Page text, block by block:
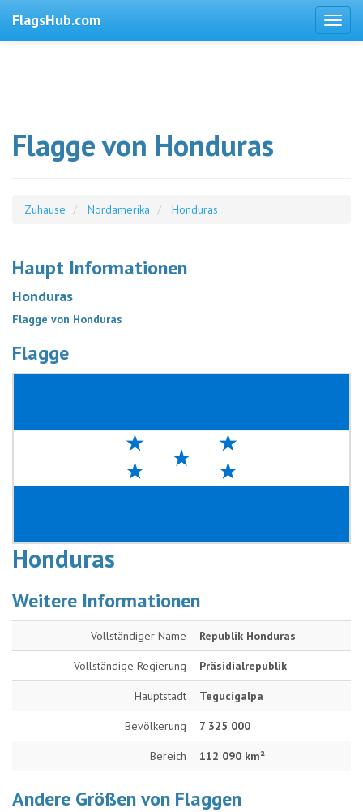
FlagsHub.com
Flagge von Honduras
Zuhause Nordamerika Honduras
Haupt Informationen
Honduras
Flagge von Honduras
Flagge
Honduras
Weitere Informationen
Vollständiger Name Republik Honduras
Vollständige Regierung Präsidialrepublik
Hauptstadt Tegucigalpa
Bevölkerung 7 325 000
Bereich 112 090 km²
Andere Größen von Flaggen